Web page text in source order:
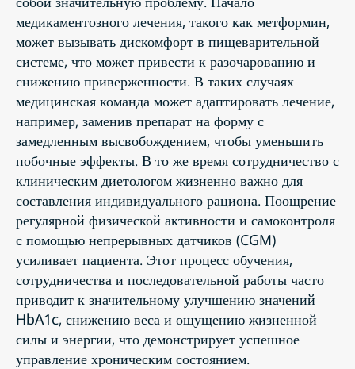
медикаментозного лечения, такого как метформин,
может вызывать дискомфорт в пищеварительной
системе, что может привести к разочарованию и
снижению приверженности. В таких случаях
медицинская команда может адаптировать лечение,
например, заменив препарат на форму с
замедленным высвобождением, чтобы уменьшить
побочные эффекты. В то же время сотрудничество с
клиническим диетологом жизненно важно для
составления индивидуального рациона. Поощрение
регулярной физической активности и самоконтроля
с помощью непрерывных датчиков (CGM)
усиливает пациента. Этот процесс обучения,
сотрудничества и последовательной работы часто
приводит к значительному улучшению значений
HbA1c, снижению веса и ощущению жизненной
силы и энергии, что демонстрирует успешное
управление хроническим состоянием.